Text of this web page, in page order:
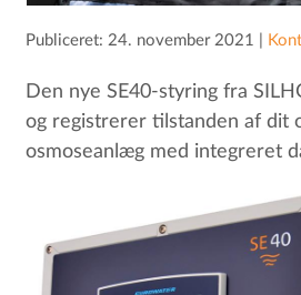
Publiceret: 24. november 2021 |
Den nye SE40-styring fra
og registrerer tilstanden af dit
osmoseanlæg med integreret